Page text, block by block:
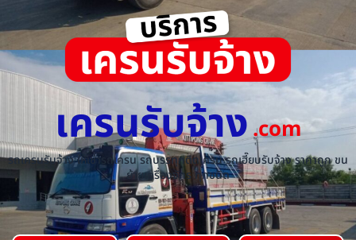
เครนรับจ้าง.com
รถเครนรับจ้าง ให้เช่ารถเครน รถบรรทุกติดเครน รถเฮี๊ยบรับจ้าง ราคาถูก ขน
ย้ายเครื่องจักร ทุกชนิด